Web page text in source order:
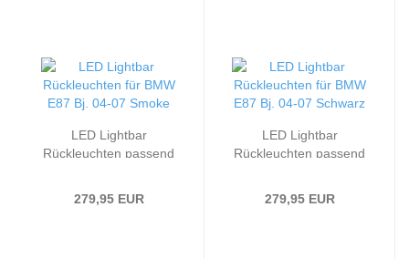
LED Lightbar
Rückleuchten passend
279,95 EUR
LED Lightbar
Rückleuchten passend
279,95 EUR